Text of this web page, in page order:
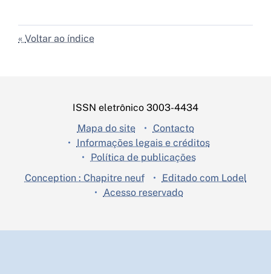
Voltar ao índice
ISSN eletrônico 3003-4434
Mapa do site
Contacto
Informações legais e créditos
Política de publicações
Conception : Chapitre neuf
Editado com Lodel
Acesso reservado